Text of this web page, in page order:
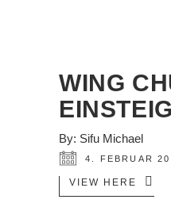
WING
By: Sifu Michael
4. FEBRUAR
VIEW HERE